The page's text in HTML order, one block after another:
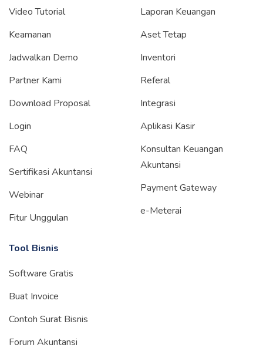
Video Tutorial
Keamanan
Jadwalkan Demo
Partner Kami
Download Proposal
Login
FAQ
Sertifikasi Akuntansi
Webinar
Fitur Unggulan
Laporan Keuangan
Aset Tetap
Inventori
Referal
Integrasi
Aplikasi Kasir
Konsultan Keuangan
Akuntansi
Payment Gateway
e-Meterai
Tool Bisnis
Software Gratis
Buat Invoice
Contoh Surat Bisnis
Forum Akuntansi